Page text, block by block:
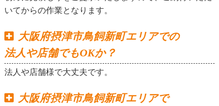
いてからの作業となります。
大阪府摂津市鳥飼新町エリアでの
法人や店舗でもOKか？
法人や店舗様で大丈夫です。
大阪府摂津市鳥飼新町エリアで